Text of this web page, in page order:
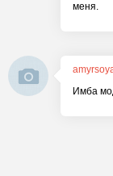
меня.
Имба